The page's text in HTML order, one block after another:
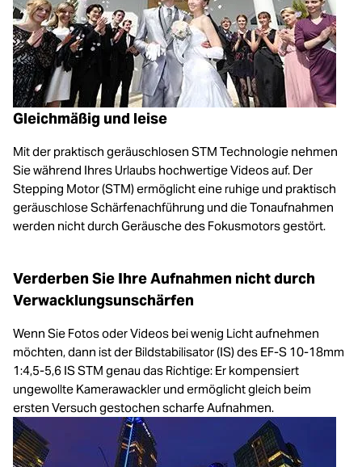
Gleichmäßig und leise
Mit der praktisch geräuschlosen STM Technologie nehmen
Sie während Ihres Urlaubs hochwertige Videos auf. Der
Stepping Motor (STM) ermöglicht eine ruhige und praktisch
geräuschlose Schärfenachführung und die Tonaufnahmen
werden nicht durch Geräusche des Fokusmotors gestört.
Verderben Sie Ihre Aufnahmen nicht durch
Verwacklungsunschärfen
Wenn Sie Fotos oder Videos bei wenig Licht aufnehmen
möchten, dann ist der Bildstabilisator (IS) des EF-S 10-18mm
1:4,5-5,6 IS STM genau das Richtige: Er kompensiert
ungewollte Kamerawackler und ermöglicht gleich beim
ersten Versuch gestochen scharfe Aufnahmen.